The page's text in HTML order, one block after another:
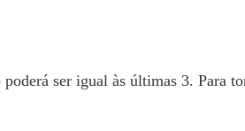
segura inclua maiúsculas, dígitos e caracteres especiais (permitidos: @ - _ + / \ # $ % ! ? : . ( )